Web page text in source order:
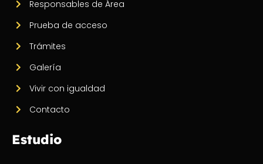
Responsables de Área
Prueba de acceso
Trámites
Galería
Vivir con igualdad
Contacto
Estudio